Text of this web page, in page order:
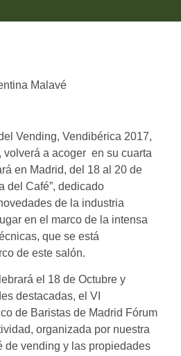
Malavé
Vending, Vendibérica 2017,
volverá a acoger en su cuarta
en Madrid, del 18 al 20 de
del Café”, dedicado
de la industria
en el marco de la intensa
que se está
de este salón.
el 18 de Octubre y
destacadas, el VI
de Baristas de Madrid Fórum
organizada por nuestra
de vending y las propiedades